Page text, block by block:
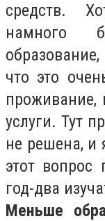
средств.
намного
что это
проживание,
услуги. Тут
не решена, и
этот вопрос
год-два
Меньше